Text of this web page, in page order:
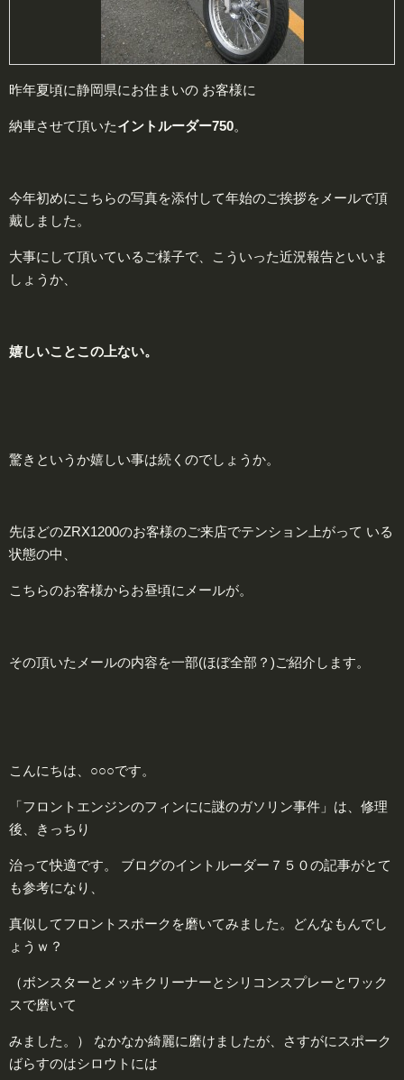
昨年夏頃に静岡県にお住まいの お客様に
納車させて頂いたイントルーダー750。
今年初めにこちらの写真を添付して年始のご挨拶をメールで頂
戴しました。
大事にして頂いているご様子で、こういった近況報告といいま
しょうか、
嬉しいことこの上ない。
驚きというか嬉しい事は続くのでしょうか。
先ほどのZRX1200のお客様のご来店でテンション上がって いる
状態の中、
こちらのお客様からお昼頃にメールが。
その頂いたメールの内容を一部(ほぼ全部？)ご紹介します。
こんにちは、○○○です。
「フロントエンジンのフィンにに謎のガソリン事件」は、修理
後、きっちり
治って快適です。
ブログのイントルーダー７５０の記事がとて
も参考になり、
真似してフロントスポークを磨いてみました。どんなもんでし
ょうｗ？
（ボンスターとメッキクリーナーとシリコンスプレーとワック
スで磨いて
みました。）
なかなか綺麗に磨けましたが、さすがにスポーク
ばらすのはシロウトには